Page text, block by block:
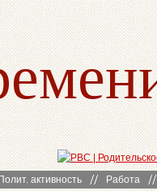
Полит. активность Работа